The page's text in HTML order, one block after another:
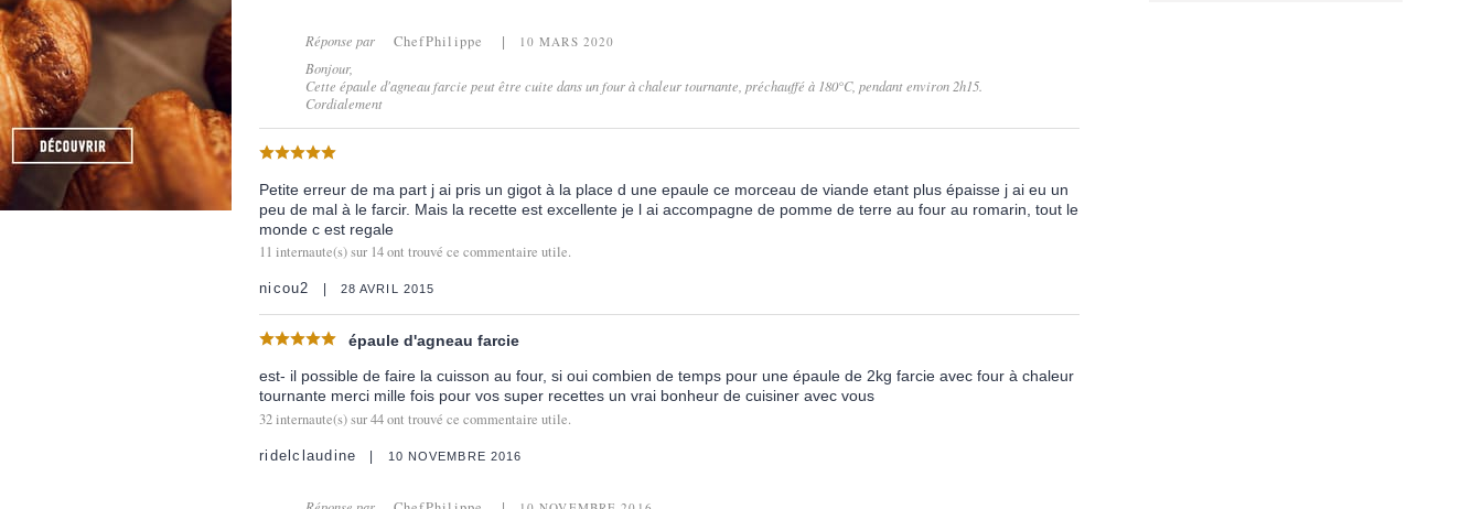
Réponse par ChefPhilippe 10 MARS 2020
Bonjour,
Cette épaule d'agneau farcie peut être cuite dans un four à chaleur tournante, préchauffé à 180°C, pendant environ 2h15.
Cordialement
Petite erreur de ma part j ai pris un gigot à la place d une epaule ce morceau de viande etant plus épaisse j ai eu un
peu de mal à le farcir. Mais la recette est excellente je l ai accompagne de pomme de terre au four au romarin, tout le
monde c est regale
11 internaute(s) sur 14ont trouvé ce commentaire utile.
nicou2 28 AVRIL 2015
épaule d'agneau farcie
est- il possible de faire la cuisson au four, si oui combien de temps pour une épaule de 2kg farcie avec four à chaleur
tournante merci mille fois pour vos super recettes un vrai bonheur de cuisiner avec vous
32internaute(s) sur44ont trouvé ce commentaire utile.
ridelclaudine 10 NOVEMBRE 2016